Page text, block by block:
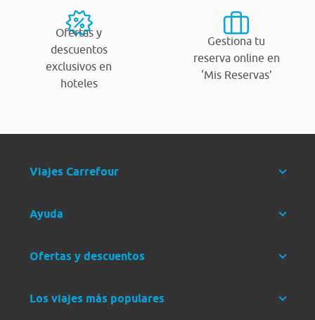
Ofertas y
descuentos
exclusivos en
hoteles
Gestiona tu
reserva online en
‘Mis Reservas’
Viajes Carrefour
Ayuda
Ofertas y descuentos
Los viajes más populares